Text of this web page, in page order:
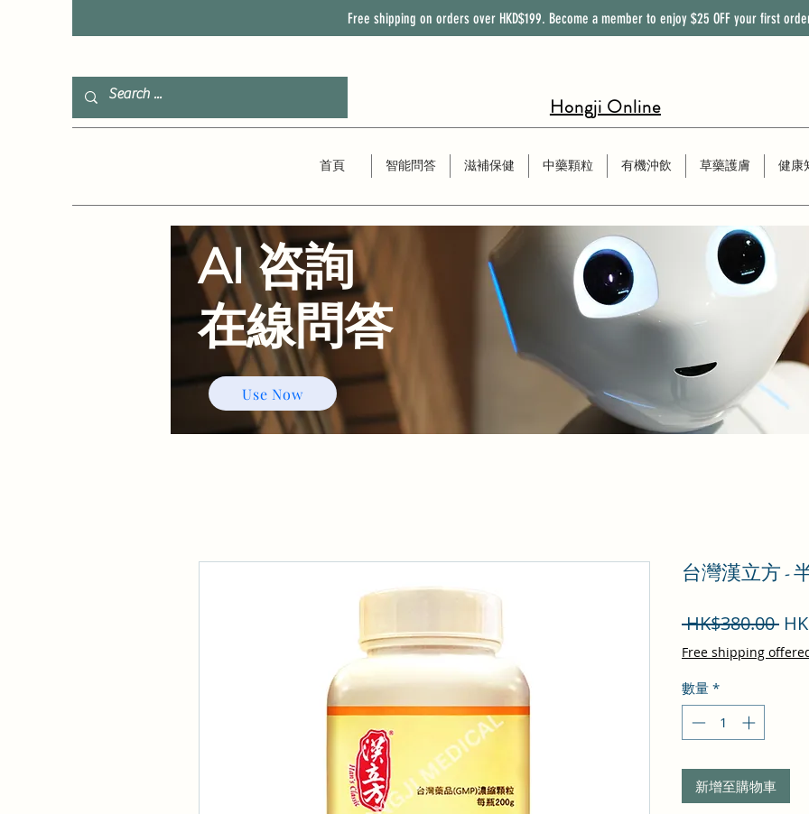
Free shipping on orders over HKD$199. Become a member to enjoy $25 OFF your first
Hongji Online
首頁 智能問答 滋補保健 中藥顆粒 有機沖飲 草藥護膚 健康
台灣漢立方 -
HK$380.00 一
般
Free shipping
數量 *
新增至購物車
Use Now
AI 咨詢
​在線問答